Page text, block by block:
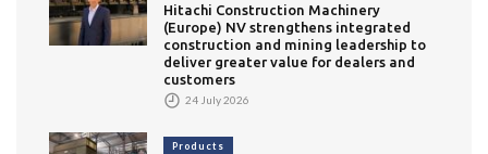
Hitachi Construction Machinery
(Europe) NV strengthens integrated
construction and mining leadership to
deliver greater value for dealers and
customers
24 July 2026
Products